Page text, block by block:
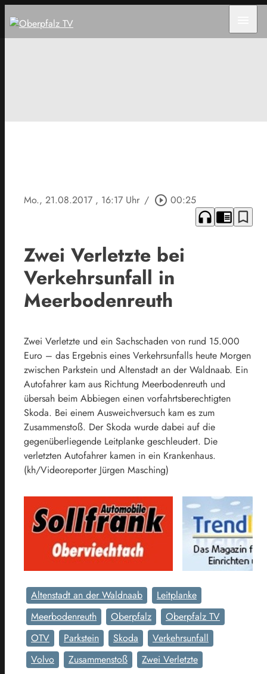
Mo., 21.08.2017 , 16:17 Uhr / play_circle_outline 00:25
headphones chrome_reader_mode bookmark_border
Zwei Verletzte bei
Verkehrsunfall in
Meerbodenreuth
Zwei Verletzte und ein Sachschaden von rund 15.000
Euro – das Ergebnis eines Verkehrsunfalls heute Morgen
zwischen Parkstein und Altenstadt an der Waldnaab. Ein
Autofahrer kam aus Richtung Meerbodenreuth und
übersah beim Abbiegen einen vorfahrtsberechtigten
Skoda. Bei einem Ausweichversuch kam es zum
Zusammenstoß. Der Skoda wurde dabei auf die
gegenüberliegende Leitplanke geschleudert. Die
verletzten Autofahrer kamen in ein Krankenhaus.
(kh/Videoreporter Jürgen Masching)
Altenstadt an der Waldnaab
Leitplanke
Meerbodenreuth
Oberpfalz
Oberpfalz TV
OTV
Parkstein Skoda
Verkehrsunfall
Volvo
Zusammenstoß Zwei Verletzte